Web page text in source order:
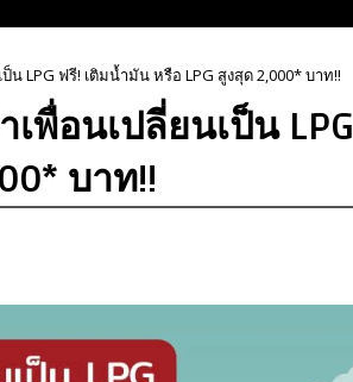
LPG ฟรี! เติมน้ำมัน หรือ LPG สูงสุด 2,000* บาท!!
พื่อนเปลี่ยนเป็น LPG
บาท!!